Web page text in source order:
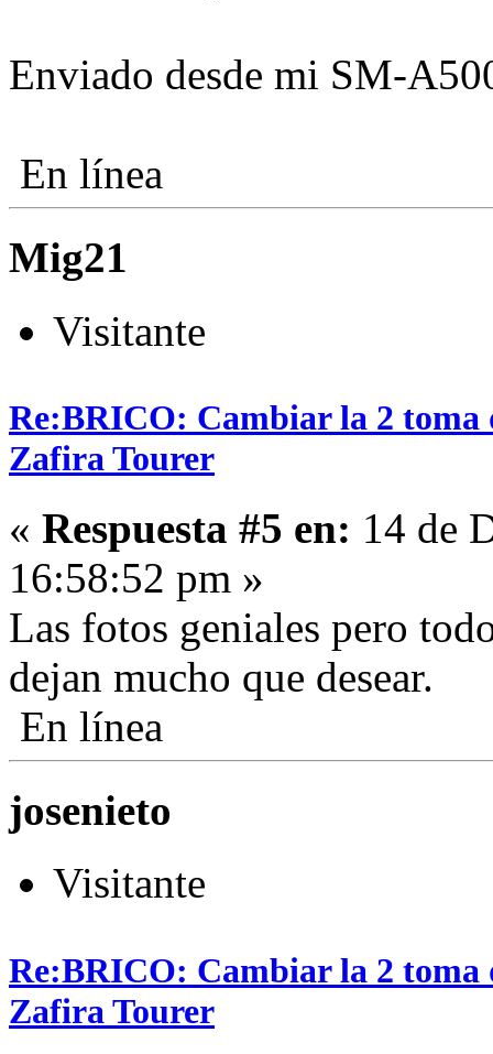
Enviado desde mi SM-
En línea
Mig21
Visitante
Re:BRICO: Cambiar la 2 toma
Zafira Tourer
« Respuesta #5 en: 14 de
16:58:52 pm »
Las fotos geniales pero
dejan mucho que desear.
En línea
josenieto
Visitante
Re:BRICO: Cambiar la 2 toma
Zafira Tourer